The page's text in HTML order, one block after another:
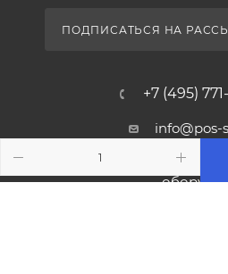
ПОДПИСАТЬСЯ НА
+7 (495)
info@pos-
Магазин